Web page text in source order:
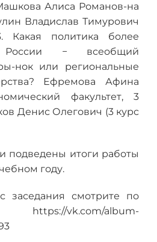
Алиса Романов-на
Владислав Тимурович
политика более
− всеобщий
нок или региональные
Ефремова Афина
факультет, 3
Денис Олегович (3 курс
подведены итоги работы
году.
заседания смотрите по
vk.com/album-